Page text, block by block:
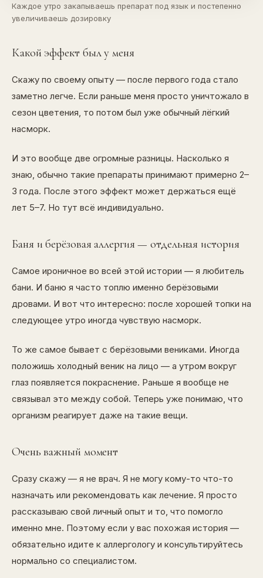
Каждое утро закапываешь препарат под язык и постепенно
увеличиваешь дозировку
Какой эффект был у меня
Скажу по своему опыту — после первого года стало
заметно легче. Если раньше меня просто уничтожало в
сезон цветения, то потом был уже обычный лёгкий
насморк.
И это вообще две огромные разницы. Насколько я
знаю, обычно такие препараты принимают примерно 2–
3 года. После этого эффект может держаться ещё
лет 5–7. Но тут всё индивидуально.
Баня и берёзовая аллергия — отдельная история
Самое ироничное во всей этой истории — я любитель
бани. И баню я часто топлю именно берёзовыми
дровами. И вот что интересно: после хорошей топки на
следующее утро иногда чувствую насморк.
То же самое бывает с берёзовыми вениками. Иногда
положишь холодный веник на лицо — а утром вокруг
глаз появляется покраснение. Раньше я вообще не
связывал это между собой. Теперь уже понимаю, что
организм реагирует даже на такие вещи.
Очень важный момент
Сразу скажу — я не врач. Я не могу кому-то что-то
назначать или рекомендовать как лечение. Я просто
рассказываю свой личный опыт и то, что помогло
именно мне. Поэтому если у вас похожая история —
обязательно идите к аллергологу и консультируйтесь
нормально со специалистом.